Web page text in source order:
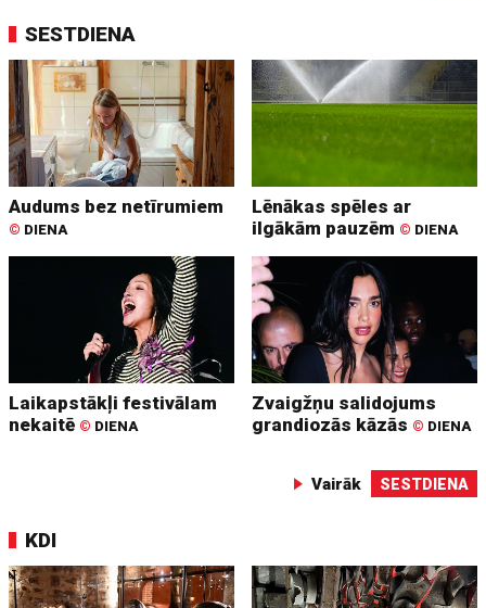
SESTDIENA
Audums bez netīrumiem
© DIENA
Lēnākas spēles ar
ilgākām pauzēm © DIENA
Laikapstākļi festivālam
nekaitē © DIENA
Zvaigžņu salidojums
grandiozās kāzās © DIENA
Vairāk SESTDIENA
KDI